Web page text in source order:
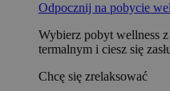
Odpocznij na pobycie
Wybierz pobyt wellness
termalnym i ciesz się
Chcę się zrelaksować